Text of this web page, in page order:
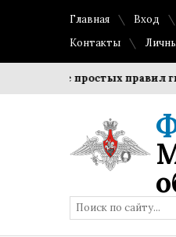
Главная Вход
Контакты
простых правил